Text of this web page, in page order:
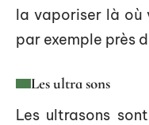
la vaporiser là où
par exemple près
Les ultra sons
Les ultrasons